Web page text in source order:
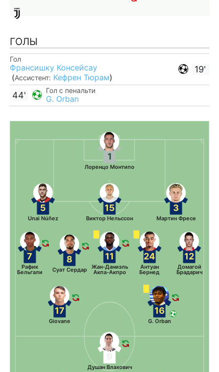
ГОЛЫ
19'
Гол
Франсишку Консейсау
(Ассистент: Кефрен Тюрам)
Гол с пенальти
G. Orban
44'
1
Лоренцо Монтипо
3
Мартин Фресе
15
Виктор Нельссон
5
Unai Núñez
12
Домагой
Брадарич
24
Антуан
Бернед
11
Жан-Даниэль
Акпа-Акпро
8
Суат Сердар
7
Рафик
Бельгали
16
G. Orban
17
Giovane
Душан Влахович